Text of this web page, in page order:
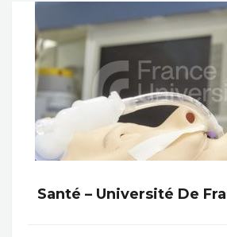
Santé – Université De